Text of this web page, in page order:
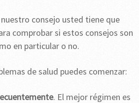
consejo usted tiene que
comprobar si estos consejos son
en particular o no.
de salud puedes comenzar:
. El mejor régimen es